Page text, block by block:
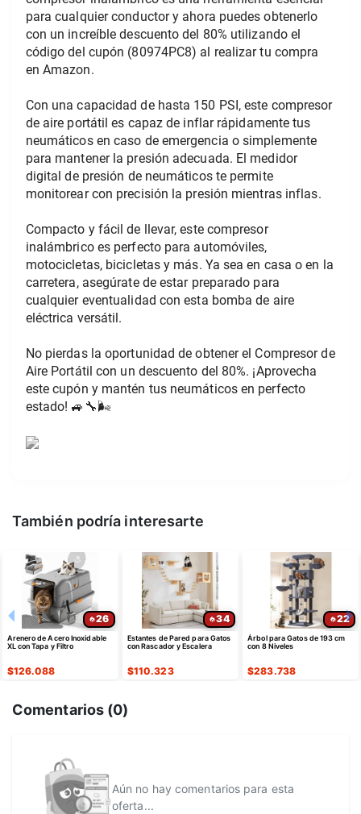
para cualquier conductor y ahora puedes obtenerlo
con un increíble descuento del 80% utilizando el
código del cupón (80974PC8) al realizar tu compra
en Amazon.
Con una capacidad de hasta 150 PSI, este compresor
de aire portátil es capaz de inflar rápidamente tus
neumáticos en caso de emergencia o simplemente
para mantener la presión adecuada. El medidor
digital de presión de neumáticos te permite
monitorear con precisión la presión mientras inflas.
Compacto y fácil de llevar, este compresor
inalámbrico es perfecto para automóviles,
motocicletas, bicicletas y más. Ya sea en casa o en la
carretera, asegúrate de estar preparado para
cualquier eventualidad con esta bomba de aire
eléctrica versátil.
No pierdas la oportunidad de obtener el Compresor de
Aire Portátil con un descuento del 80%. ¡Aprovecha
este cupón y mantén tus neumáticos en perfecto
estado! 🚙🔧🌬️
También podría interesarte
26
Arenero de Acero Inoxidable
XL con Tapa y Filtro
$126.088
34
Estantes de Pared para Gatos
con Rascador y Escalera
$110.323
22
Árbol para Gatos de 193 cm
con 8 Niveles
$283.738
Comentarios (0)
Aún no hay comentarios para esta
oferta...